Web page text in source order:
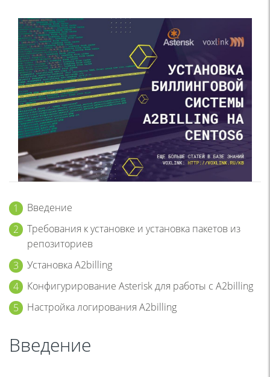
Введение
Требования к установке и установка пакетов из
репозиториев
Установка A2billing
Конфигурирование Asterisk для работы с A2billing
Настройка логирования A2billing
Введение